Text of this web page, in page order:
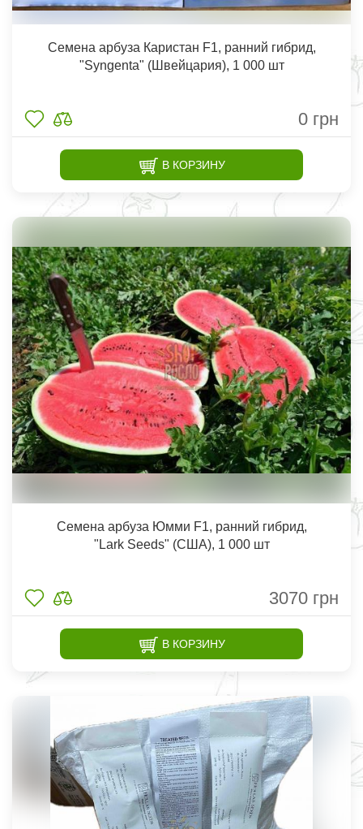
Семена арбуза Каристан F1, ранний гибрид,
"Syngenta" (Швейцария), 1 000 шт
0 грн
В КОРЗИНУ
Семена арбуза Юмми F1, ранний гибрид,
"Lark Seeds" (США), 1 000 шт
3070 грн
В КОРЗИНУ